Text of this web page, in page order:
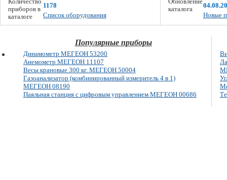
1178
Список оборудования
Новые
Популярные приборы
Динамометр МЕГЕОН 53200
Анемометр МЕГЕОН 11107
Весы крановые 300 кг. МЕГЕОН 50004
Газоанализатор (комбинированный измеритель 4 в 1)
МЕГЕОН 08190
Паяльная станция с цифровым управлением МЕГЕОН 00686